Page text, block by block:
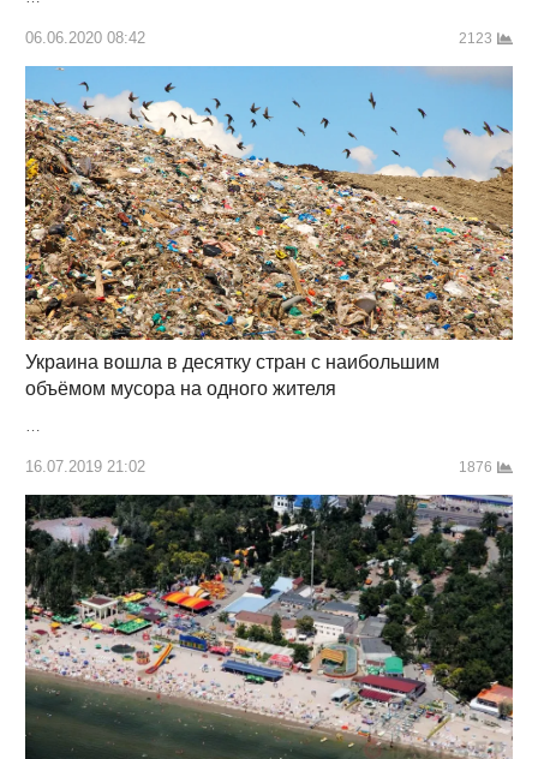
06.06.2020 08:42 2123
Украина вошла в десятку стран с наибольшим
объёмом мусора на одного жителя
…
16.07.2019 21:02 1876